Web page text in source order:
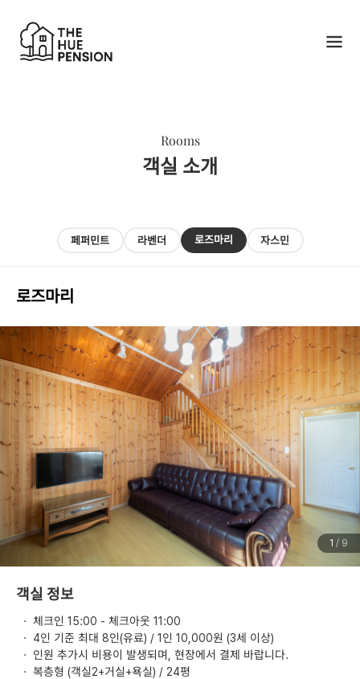
Rooms
객실 소개
페퍼민트 라벤더 로즈마리 자스민
로즈마리
1 / 9
객실 정보
· 체크인 15:00 - 체크아웃 11:00
·
4인 기준 최대 8인(유료) / 1인 10,000원 (3세 이상)
·
인원 추가시 비용이 발생되며, 현장에서 결제 바랍니다.
· 복층형 (객실2+거실+욕실) / 24평